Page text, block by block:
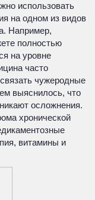
использовать
на одном из видов
Например,
полностью
на уровне
часто
чужеродные
выяснилось, что
осложнения.
хронической
витамины и